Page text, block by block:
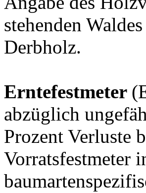
Vorratsfestmeter
Angabe des
stehenden
Erntefestmeter
abzüglich
Prozent Verluste